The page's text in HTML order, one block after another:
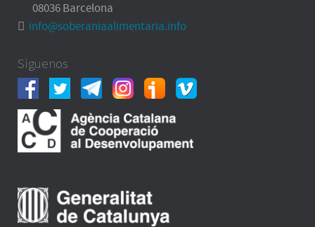
08036 Barcelona
info@soberaniaalimentaria.info
Síguenos